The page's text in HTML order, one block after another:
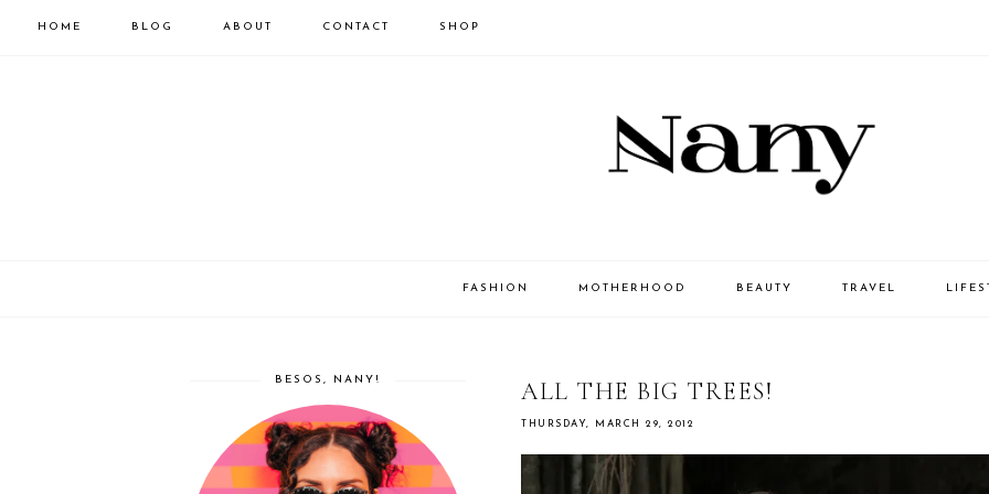
HOME BLOG ABOUT CONTACT SHOP
FASHION MOTHERHOOD BEAUTY TRAVEL
ALL THE BIG TREES!
THURSDAY, MARCH 29, 2012
BESOS, NANY!